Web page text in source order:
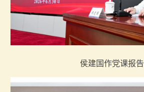
侯建国作党课报告